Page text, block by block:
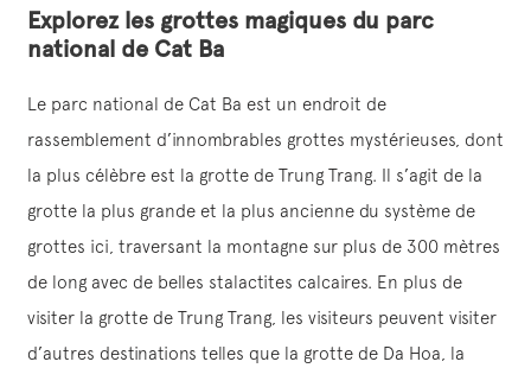
Explorez les grottes magiques du parc
national de Cat Ba
Le parc national de Cat Ba est un endroit de
rassemblement d’innombrables grottes mystérieuses, dont
la plus célèbre est la grotte de Trung Trang. Il s’agit de la
grotte la plus grande et la plus ancienne du système de
grottes ici, traversant la montagne sur plus de 300 mètres
de long avec de belles stalactites calcaires. En plus de
visiter la grotte de Trung Trang, les visiteurs peuvent visiter
d’autres destinations telles que la grotte de Da Hoa, la